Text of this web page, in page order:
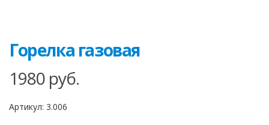
Горелка газовая
1980 руб.
Артикул: 3.006